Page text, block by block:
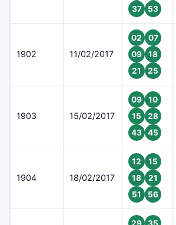
37
53
1902 11/02/2017
02
07
09
18
21
25
1903 15/02/2017
09
10
15
28
43
45
1904 18/02/2017
12
15
18
21
51
56